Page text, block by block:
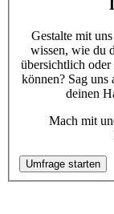
Gestalte mit
wissen, wie du
übersichtlich oder
können? Sag
deinen
Mach mit
Umfrage starten